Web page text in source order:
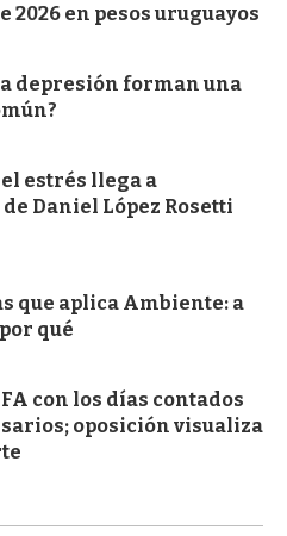
2026 en pesos uruguayos
depresión forman una
estrés llega a
Daniel López Rosetti
que aplica Ambiente: a
qué
con los días contados
oposición visualiza